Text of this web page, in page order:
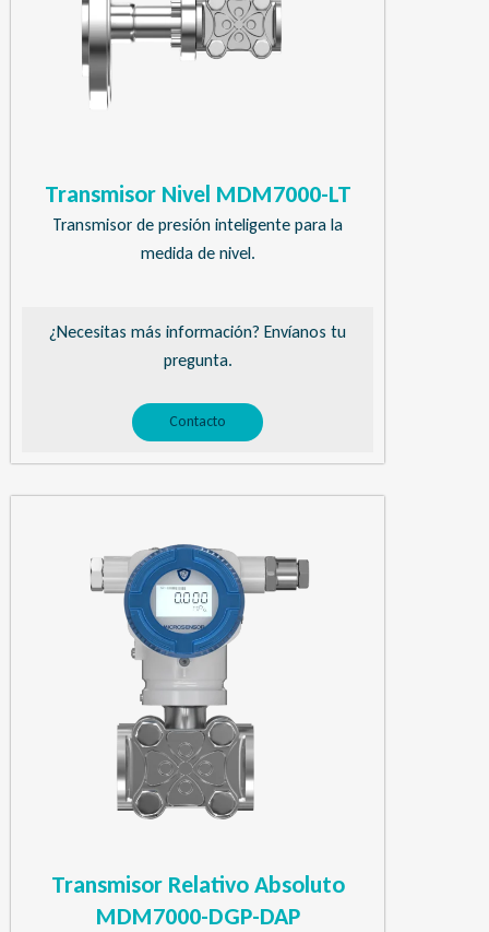
Transmisor Nivel MDM7000-LT
Transmisor de presión inteligente para la
medida de nivel.
¿Necesitas más información? Envíanos tu
pregunta.
Contacto
Transmisor Relativo Absoluto
MDM7000-DGP-DAP